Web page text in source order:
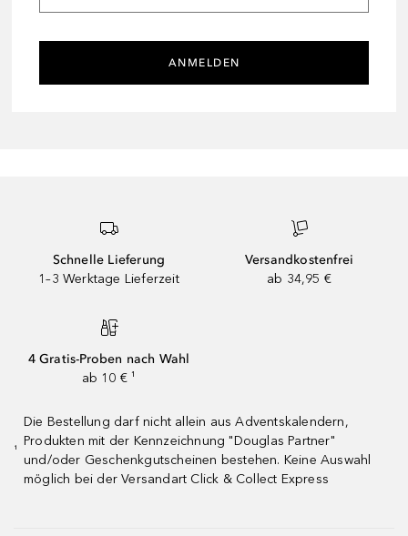
ANMELDEN
Schnelle Lieferung
1–3 Werktage Lieferzeit
Versandkostenfrei
ab 34,95 €
4 Gratis-Proben nach Wahl
ab 10 € ¹
¹
Die Bestellung darf nicht allein aus Adventskalendern,
Produkten mit der Kennzeichnung "Douglas Partner"
und/oder Geschenkgutscheinen bestehen. Keine Auswahl
möglich bei der Versandart Click & Collect Express